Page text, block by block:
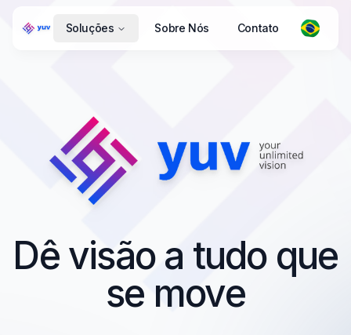
Soluções Sobre Nós Contato
Dê visão a tudo que
se move